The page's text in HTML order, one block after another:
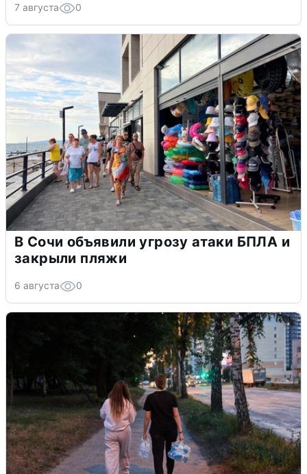
7 августа 0
В Сочи объявили угрозу атаки БПЛА и
закрыли пляжи
6 августа 0